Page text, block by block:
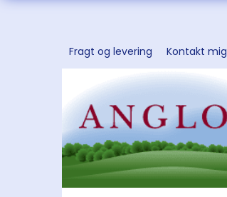
Fragt og levering Kontakt mig